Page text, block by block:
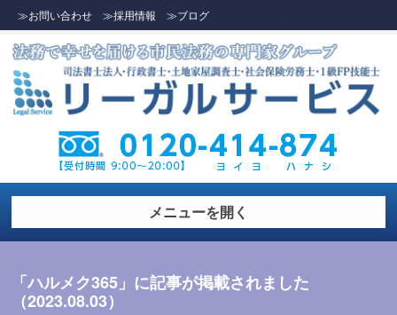
≫お問い合わせ ≫採用情報 ≫ブログ
メニューを開く
「ハルメク365」に記事が掲載されました
（2023.08.03）